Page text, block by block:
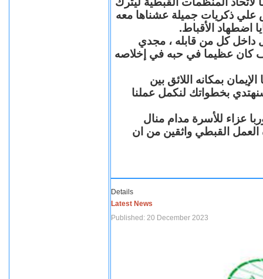
علي ذكريات جميلة عشناها معه
اضطهاد الأقباط.
داخل كل من قابله ، مجدي
عظيما في حبه في إخلاصه
بمكانه اللائق بين
بخطواتك لنكمل عملنا
عزاء للأسرة مدام منال
العمل القبطي واثقين من ان
Details
Latest News
Published: 20 December 2023